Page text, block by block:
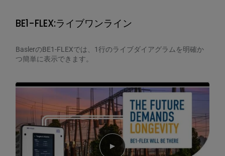
BE1-FLEX:ライブワンライン
BaslerのBE1-FLEXでは、1行のライブダイアグラムを明確か
つ簡単に表示できます。
Play video